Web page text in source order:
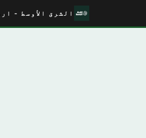
الشرق الأوسط -